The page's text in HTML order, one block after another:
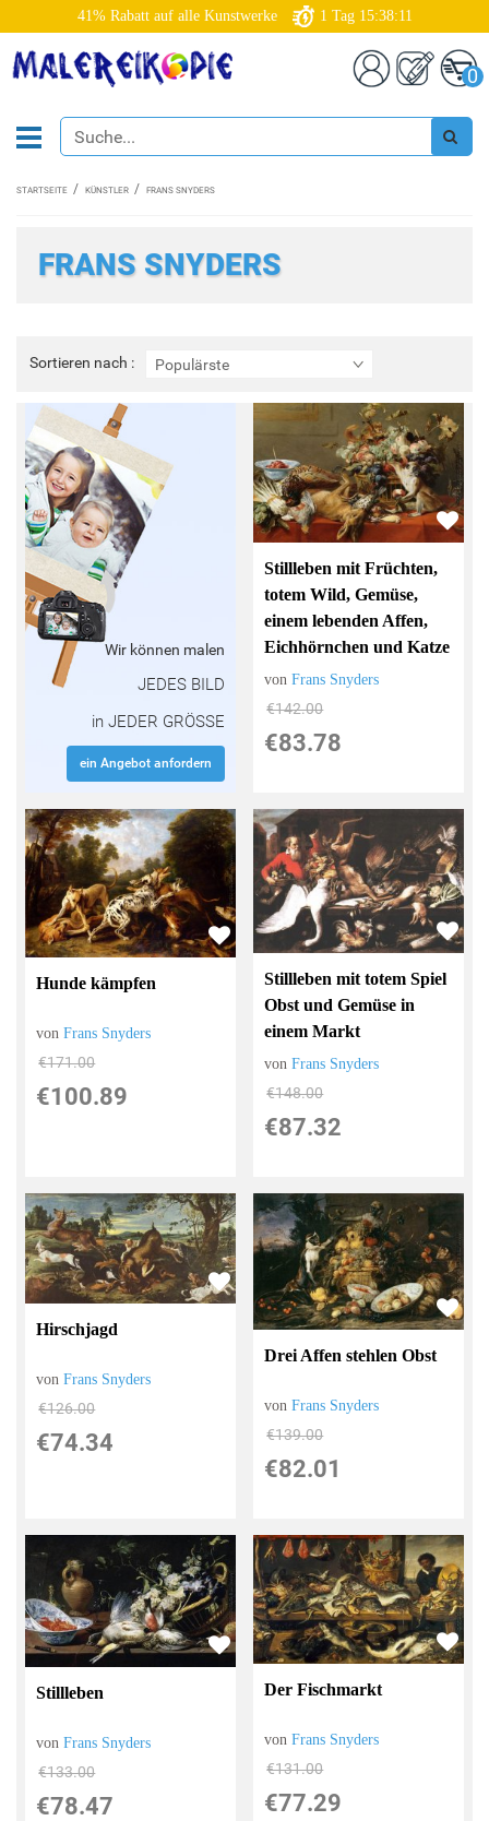
41% Rabatt auf alle Kunstwerke 1 Tag 15:38:09
0
STARTSEITE KÜNSTLER FRANS SNYDERS
FRANS SNYDERS
Sortieren nach : Populärste
Sortieren
nach
Wir können malen
JEDES BILD
in JEDER GRÖSSE
ein Angebot anfordern
Stillleben mit Früchten,
totem Wild, Gemüse,
einem lebenden Affen,
Eichhörnchen und Katze
vonFrans Snyders
€142.00
€83.78
Hunde kämpfen
vonFrans Snyders
€171.00
€100.89
Stillleben mit totem Spiel
Obst und Gemüse in
einem Markt
vonFrans Snyders
€148.00
€87.32
Hirschjagd
vonFrans Snyders
€126.00
€74.34
Drei Affen stehlen Obst
vonFrans Snyders
€139.00
€82.01
Stillleben
vonFrans Snyders
€133.00
€78.47
Der Fischmarkt
vonFrans Snyders
€131.00
€77.29